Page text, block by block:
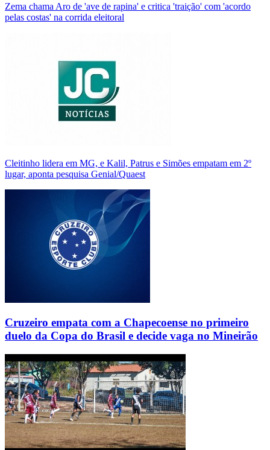
Zema chama Aro de 'ave de rapina' e critica 'traição' com 'acordo
pelas costas' na corrida eleitoral
Cleitinho lidera em MG, e Kalil, Patrus e Simões empatam em 2º
lugar, aponta pesquisa Genial/Quaest
Cruzeiro empata com a Chapecoense no primeiro
duelo da Copa do Brasil e decide vaga no Mineirão